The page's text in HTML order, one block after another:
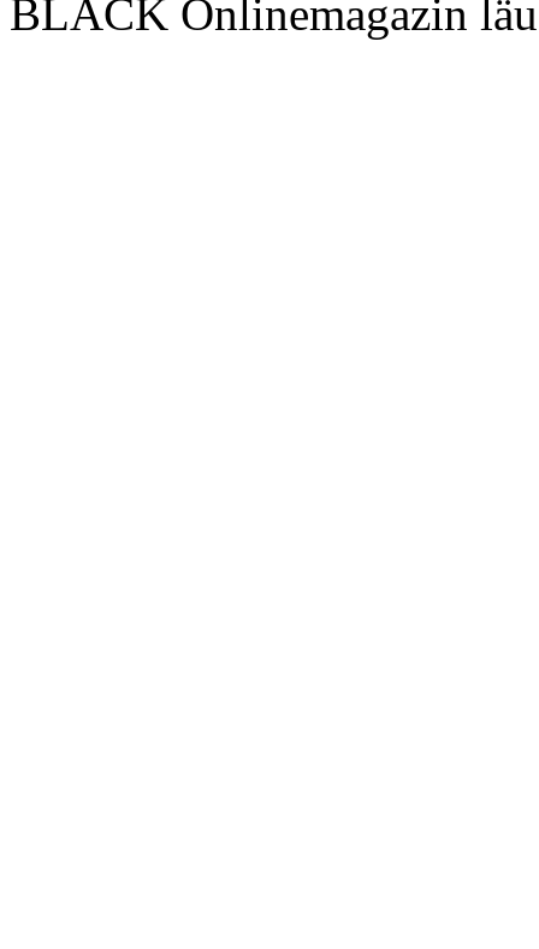
BLACK Onlinemagazin